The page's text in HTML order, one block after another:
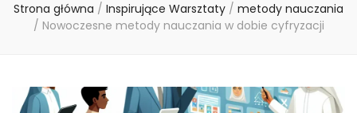
Strona główna / Inspirujące Warsztaty / metody nauczania
/ Nowoczesne metody nauczania w dobie cyfryzacji